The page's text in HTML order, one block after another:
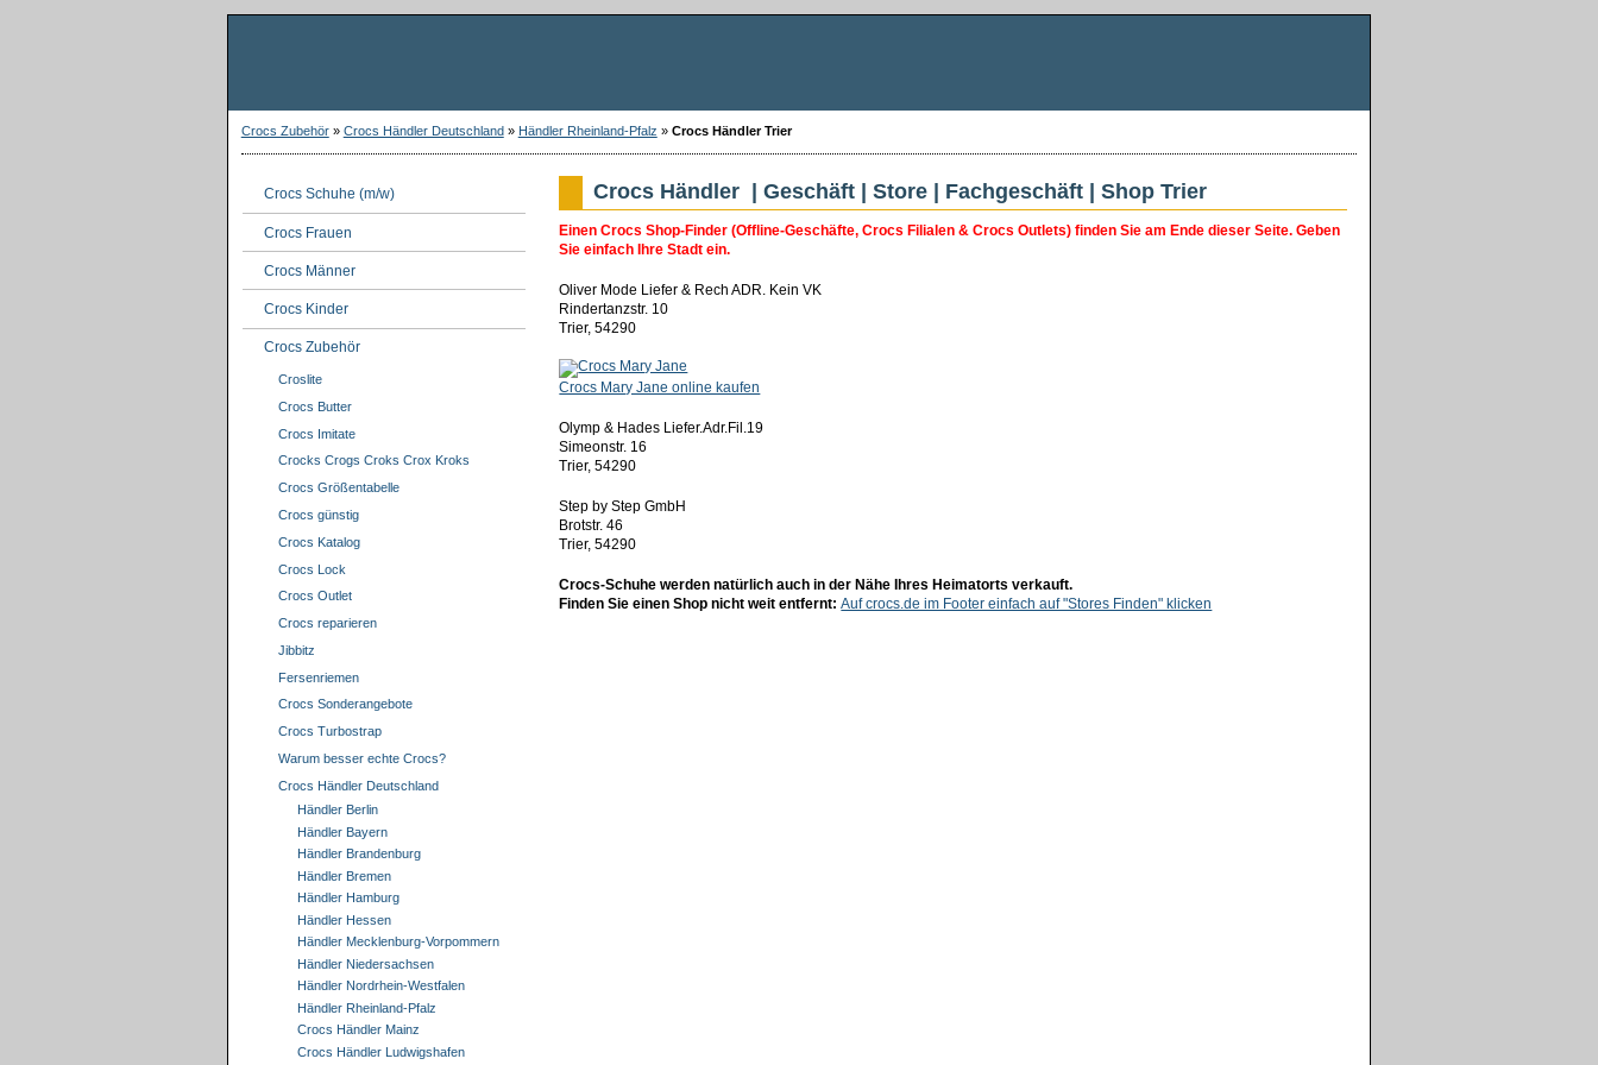
Crocs Zubehör» Crocs Händler Deutschland» Händler Rheinland-Pfalz » Crocs Händler Trier
Crocs Schuhe (m/w)
Crocs Frauen
Crocs Männer
Crocs Kinder
Crocs Zubehör
Croslite
Crocs Butter
Crocs Imitate
Crocks Crogs Croks Crox Kroks
Crocs Größentabelle
Crocs günstig
Crocs Katalog
Crocs Lock
Crocs Outlet
Crocs reparieren
Jibbitz
Fersenriemen
Crocs Sonderangebote
Crocs Turbostrap
Warum besser echte Crocs?
Crocs Händler Deutschland
Händler Berlin
Händler Bayern
Händler Brandenburg
Händler Bremen
Händler Hamburg
Händler Hessen
Händler Mecklenburg-Vorpommern
Händler Niedersachsen
Händler Nordrhein-Westfalen
Händler Rheinland-Pfalz
Crocs Händler Mainz
Crocs Händler Ludwigshafen
Crocs Händler | Geschäft | Store | Fachgeschäft | Shop Trier
Einen Crocs Shop-Finder (Offline-Geschäfte, Crocs Filialen & Crocs Outlets) finden Sie am Ende dieser Seite. Geben
Sie einfach Ihre Stadt ein.
Oliver Mode Liefer & Rech ADR. Kein VK
Rindertanzstr. 10
Trier, 54290
Crocs Mary Jane online kaufen
Olymp & Hades Liefer.Adr.Fil.19
Simeonstr. 16
Trier, 54290
Step by Step GmbH
Brotstr. 46
Trier, 54290
Crocs-Schuhe werden natürlich auch in der Nähe Ihres Heimatorts verkauft.
Finden Sie einen Shop nicht weit entfernt:Auf crocs.de im Footer einfach auf "Stores Finden" klicken